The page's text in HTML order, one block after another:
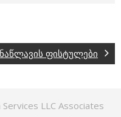
ფისტულები
LLC Associates